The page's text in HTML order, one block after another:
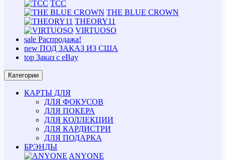
TCC
THE BLUE CROWN
THEORY11
VIRTUOSO
sale Распродажа!
new ПОД ЗАКАЗ ИЗ США
top Заказ с eBay
Категории
КАРТЫ ДЛЯ
ДЛЯ ФОКУСОВ
ДЛЯ ПОКЕРА
ДЛЯ КОЛЛЕКЦИИ
ДЛЯ КАРДИСТРИ
ДЛЯ ПОДАРКА
БРЭНДЫ
ANYONE